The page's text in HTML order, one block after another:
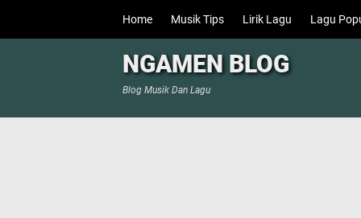
NGAMEN BLOG
Blog Musik Dan Lagu
Home Musik Tips Lirik Lagu Lagu